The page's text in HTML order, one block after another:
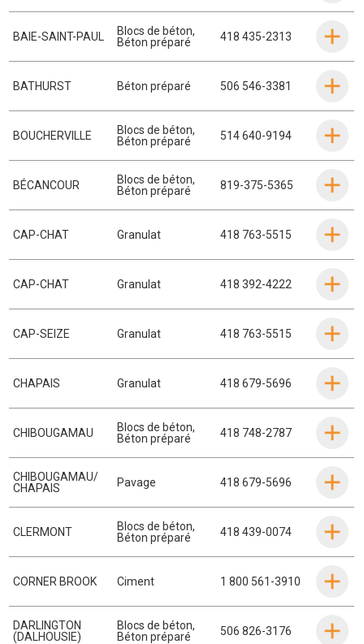
BAIE-SAINT-PAUL Blocs de béton,
Béton préparé
418 435-2313
BATHURST Béton préparé 506 546-3381
BOUCHERVILLE Blocs de béton,
Béton préparé
514 640-9194
BÉCANCOUR Blocs de béton,
Béton préparé
819-375-5365
CAP-CHAT Granulat 418 763-5515
CAP-CHAT Granulat 418 392-4222
CAP-SEIZE Granulat 418 763-5515
CHAPAIS Granulat 418 679-5696
CHIBOUGAMAU Blocs de béton,
Béton préparé
418 748-2787
CHIBOUGAMAU/
CHAPAIS
Pavage 418 679-5696
CLERMONT Blocs de béton,
Béton préparé
418 439-0074
CORNER BROOK Ciment 1 800 561-3910
DARLINGTON
(DALHOUSIE)
Blocs de béton,
Béton préparé
506 826-3176